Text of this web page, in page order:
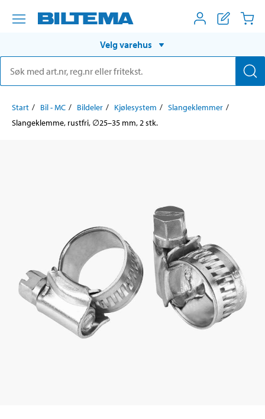
Velg varehus
Start Bil - MC Bildeler Kjølesystem
Slangeklemmer
Slangeklemme, rustfri, ∅25–35 mm, 2 stk.